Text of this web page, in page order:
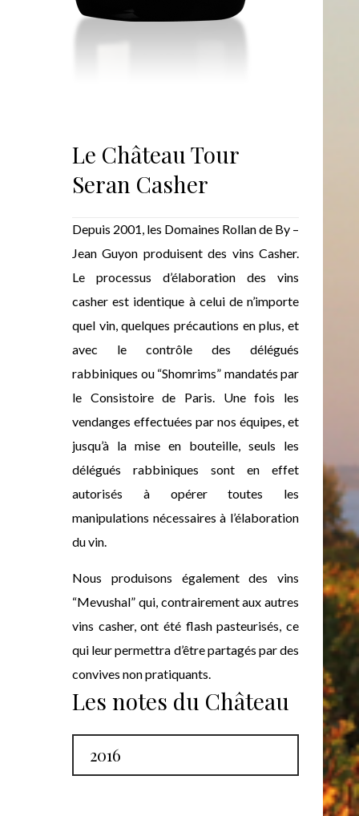
Le Château Tour
Seran Casher
Depuis 2001, les Domaines Rollan de By –
Jean Guyon produisent des vins Casher.
Le processus d’élaboration des vins
casher est identique à celui de n’importe
quel vin, quelques précautions en plus, et
avec le contrôle des délégués
rabbiniques ou “Shomrims” mandatés par
le Consistoire de Paris. Une fois les
vendanges effectuées par nos équipes, et
jusqu’à la mise en bouteille, seuls les
délégués rabbiniques sont en effet
autorisés à opérer toutes les
manipulations nécessaires à l’élaboration
du vin.
Nous produisons également des vins
“Mevushal” qui, contrairement aux autres
vins casher, ont été flash pasteurisés, ce
qui leur permettra d’être partagés par des
convives non pratiquants.
Les notes du Château
2016